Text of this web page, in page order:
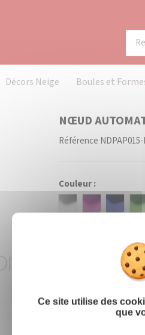
Ce site utilise des
que
Décors Neige Boules et
NŒUD
Référence
Couleur :
ArgentAzaléeBleu